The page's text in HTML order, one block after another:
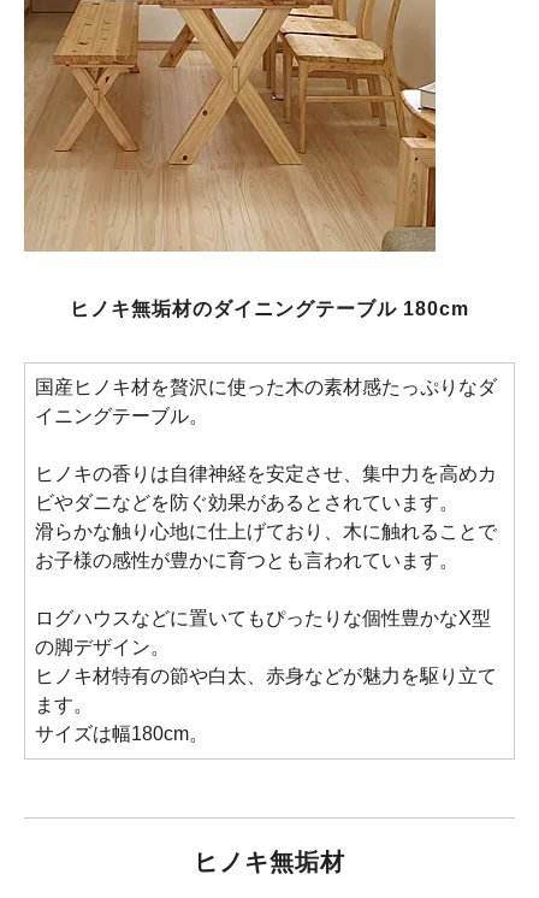
ヒノキ無垢材のダイニングテーブル 180cm
国産ヒノキ材を贅沢に使った木の素材感たっぷりなダ
イニングテーブル。
ヒノキの香りは自律神経を安定させ、集中力を高めカ
ビやダニなどを防ぐ効果があるとされています。
滑らかな触り心地に仕上げており、木に触れることで
お子様の感性が豊かに育つとも言われています。
ログハウスなどに置いてもぴったりな個性豊かなX型
の脚デザイン。
ヒノキ材特有の節や白太、赤身などが魅力を駆り立て
ます。
サイズは幅180cm。
ヒノキ無垢材